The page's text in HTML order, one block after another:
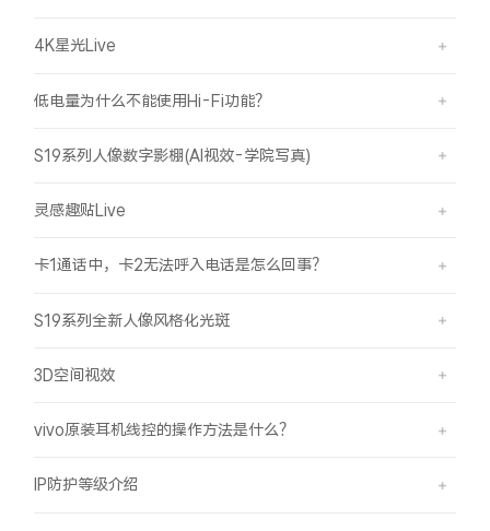
4K星光Live
低电量为什么不能使用Hi-Fi功能？
S19系列人像数字影棚(AI视效-学院写真)
灵感趣贴Live
卡1通话中，卡2无法呼入电话是怎么回事？
S19系列全新人像风格化光斑
3D空间视效
vivo原装耳机线控的操作方法是什么？
IP防护等级介绍